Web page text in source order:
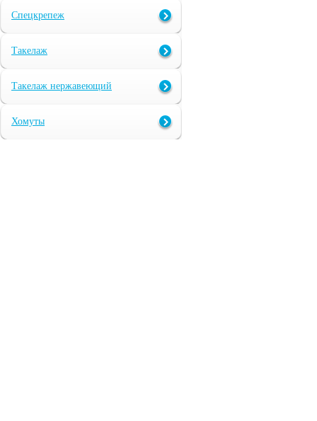
Спецкрепеж
Такелаж
Такелаж нержавеющий
Хомуты